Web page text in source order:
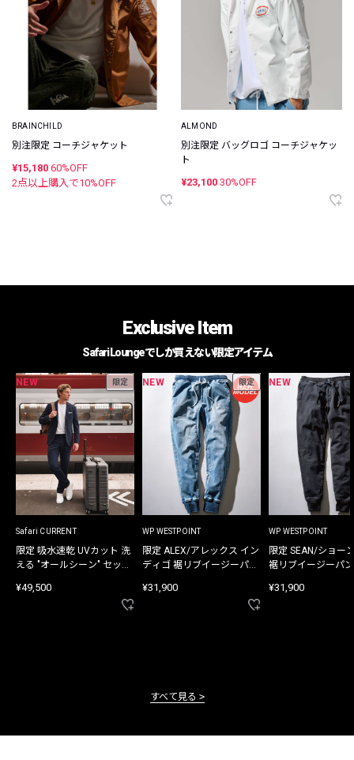
BRAINCHILD
別注限定 コーチジャケット
¥15,180 60%OFF
2点以上購入で10%OFF
ALMOND
別注限定 バッグロゴ コーチジャケッ
ト
¥23,100 30%OFF
Exclusive Item
Safari Loungeでしか買えない限定アイテム
NEW 限定
Safari CURRENT
限定 吸水速乾 UVカット 洗
える "オールシーン" セット
¥49,500
NEW 限定
WP WESTPOINT
限定 ALEX/アレックス イン
ディゴ 裾リブイージーパン
¥31,900
NEW
WP WESTPOINT
限定 SEAN/ショー
裾リブイージーパ
¥31,900
すべて見る